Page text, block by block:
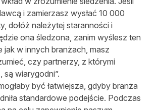
i zamierzasz wysłać 10 000
dołóż należytej staranności i
ona śledzona, zanim wyślesz ten
jak w innych branżach, masz
czy partnerzy, z którymi
są wiarygodni”.
być łatwiejsza, gdyby branża
standardowe podejście. Podczas